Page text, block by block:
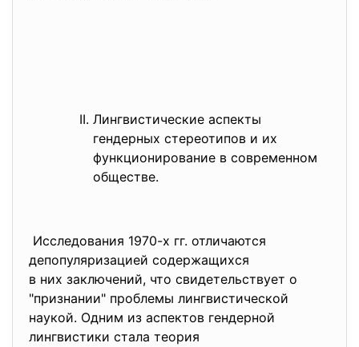
Лингвистические аспекты
гендерных стереотипов и их
функционирование в современном
обществе.
Исследования 1970-х гг. отличаются
депопуляризацией содержащихся
в них заключений, что свидетельствует о
"признании" проблемы лингвистической
наукой. Одним из аспектов гендерной
лингвистики стала теория